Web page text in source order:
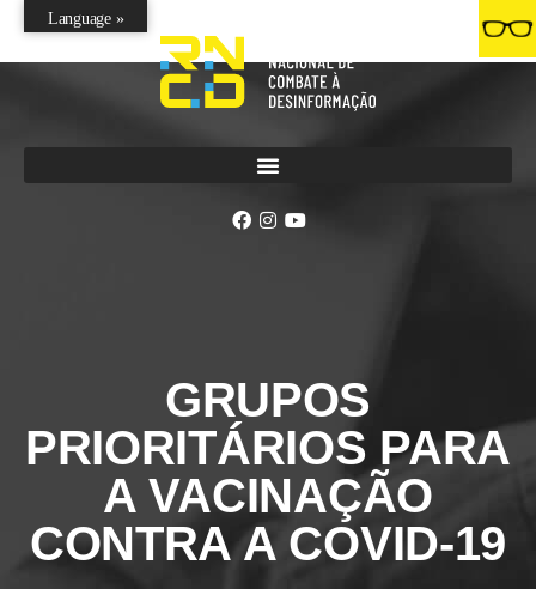
GRUPOS
PRIORITÁRIOS PARA
A VACINAÇÃO
CONTRA A COVID-19
Language »